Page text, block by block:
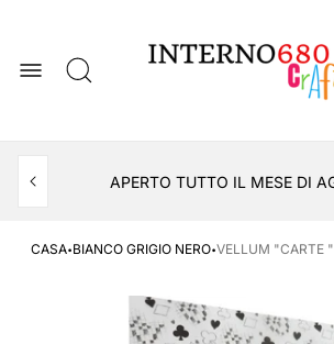
del
negozio
APERTO TUTTO IL MESE DI
CASA·BIANCO GRIGIO NERO·VELLUM "CARTE